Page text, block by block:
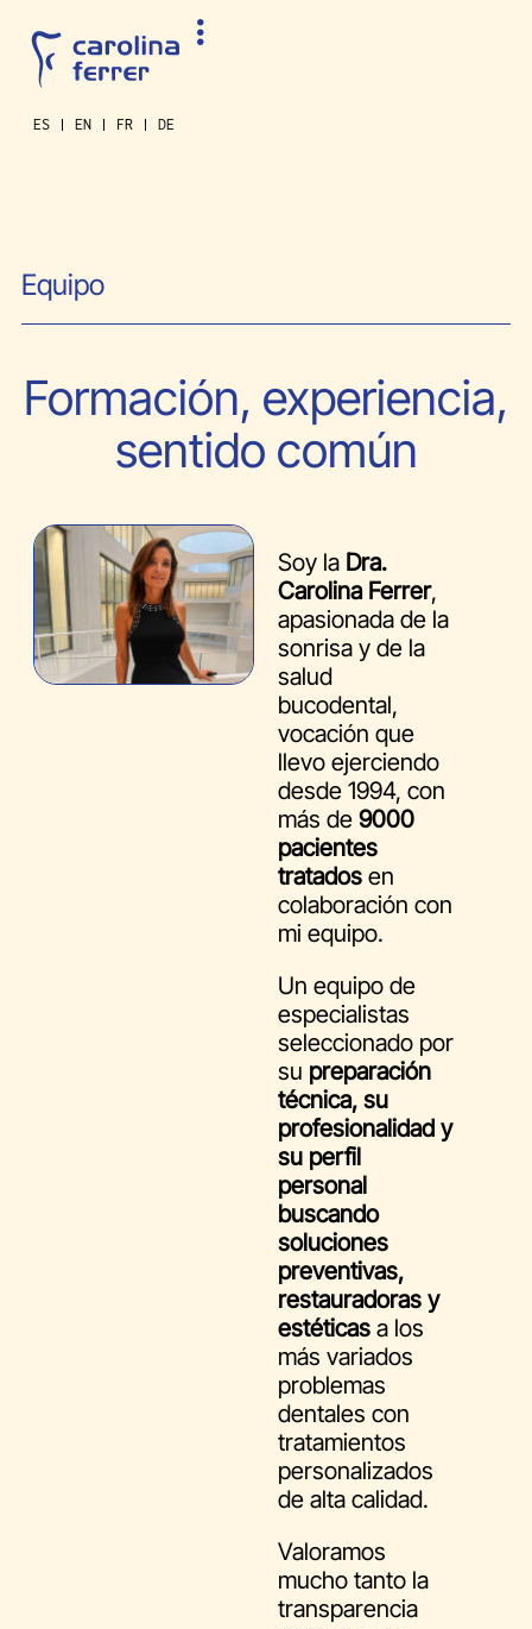
ES EN FR DE
Equipo
Formación, experiencia,
sentido común
Soy la Dra.
Carolina Ferrer,
apasionada de la
sonrisa y de la
salud
bucodental,
vocación que
llevo ejerciendo
desde 1994, con
más de 9000
pacientes
tratados en
colaboración con
mi equipo.
Un equipo de
especialistas
seleccionado por
su preparación
técnica, su
profesionalidad y
su perfil
personal
buscando
soluciones
preventivas,
restauradoras y
estéticas a los
más variados
problemas
dentales con
tratamientos
personalizados
de alta calidad.
Valoramos
mucho tanto la
transparencia